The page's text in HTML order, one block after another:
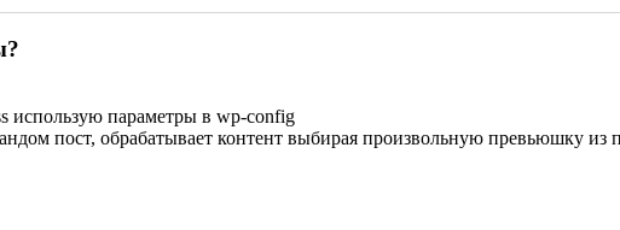
использую параметры в wp-config
пост, обрабатывает контент выбирая произвольную превьюшку из